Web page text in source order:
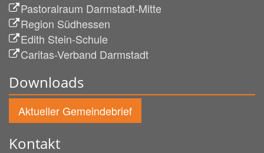
Pastoralraum Darmstadt-Mitte
Region Südhessen
Edith Stein-Schule
Caritas-Verband Darmstadt
Downloads
Aktueller Gemeindebrief
Kontakt